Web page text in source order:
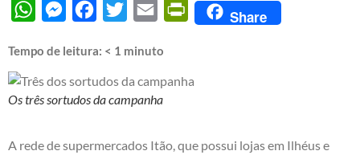
WhatsAppMessengerFacebook
Twitter Email PrintFriendly
Share
Tempo de leitura: < 1 minuto
Os três sortudos da campanha
A rede de supermercados Itão, que possui lojas em Ilhéus e